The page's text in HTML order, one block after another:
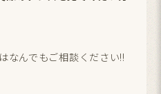
なんでもご相談ください!!